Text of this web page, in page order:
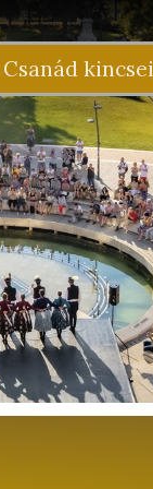
kincsei